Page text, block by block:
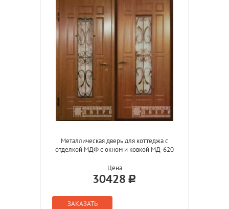
Металлическая дверь для коттеджа с
отделкой МДФ с окном и ковкой МД-620
Цена
30428
ЗАКАЗАТЬ